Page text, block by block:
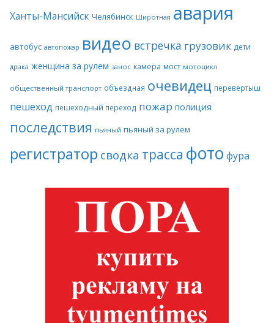
Ханты-Мансийск Челябинск Широтная авария
автобус автопожар видео встречка грузовик дети
драка женщина за рулем занос камера мост мотоцикл
общественный транспорт объездная очевидец перевертыш
пешеход пешеходный переход пожар полиция
последствия пьяный пьяный за рулем
регистратор сводка трасса фото фура